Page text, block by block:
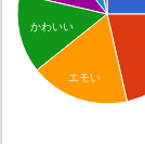
かわいい
エモい